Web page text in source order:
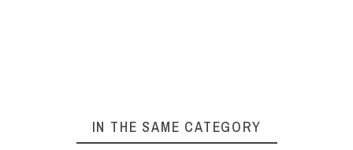
IN THE SAME CATEGORY